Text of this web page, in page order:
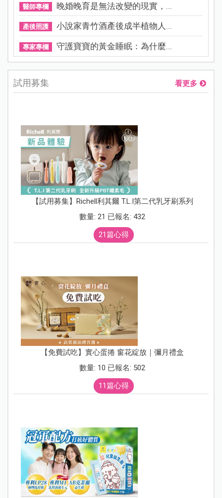
醫師專欄 晚婚晚育是無法改變的現實，...
產後照護 小說家青竹酒產後成半植物人...
專家專欄 守護寶寶的黃金睡眠：為什麼...
試用募集 看更多
【試用募集】Richell利其爾 T.L.I第二代乳牙刷系列
數量: 21 已報名: 432
21篇心得
【免費試吃】實心蛋捲 窗花綻放｜彌月禮盒
數量: 10 已報名: 502
11篇心得